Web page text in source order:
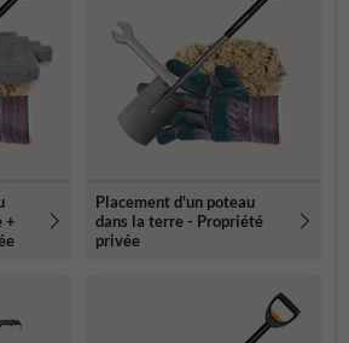
+
Placement d'un poteau
dans la terre - Propriété
privée